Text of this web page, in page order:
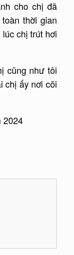
cho chị đã
thời gian
chị trút hơi
cũng như tôi
chị ấy nơi cõi
2024